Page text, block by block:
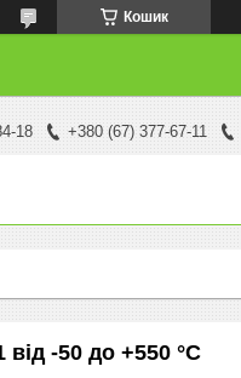
Кошик
18 +380 (67) 377-67-11
-50 до +550 °C